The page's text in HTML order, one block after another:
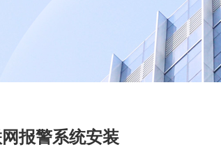
报警系统安装